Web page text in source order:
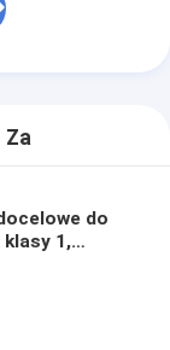
Za
do
1,